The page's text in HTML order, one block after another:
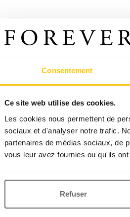
Consentement
Ce site web utilise des cookies.
Les cookies nous permettent de
sociaux et d'analyser notre trafic.
partenaires de médias sociaux, de
vous leur avez fournies ou qu'ils
Refuser